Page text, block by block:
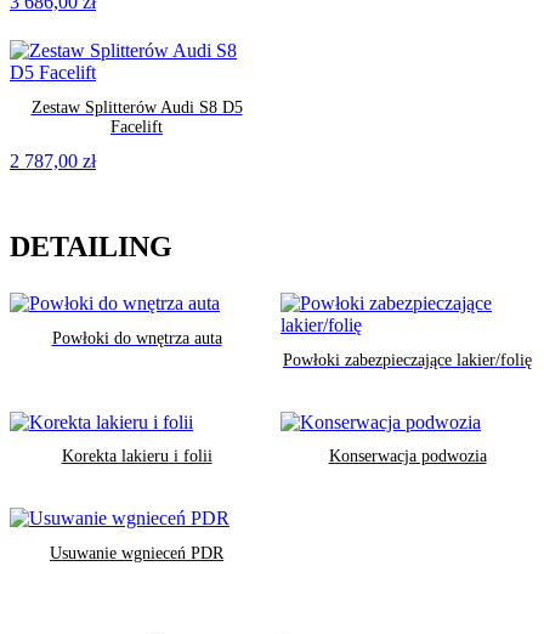
Zestaw Splitterów Audi S8 D5
Facelift
2 787,00 zł
DETAILING
Powłoki do wnętrza auta
Powłoki zabezpieczające lakier/folię
Korekta lakieru i folii Konserwacja podwozia
Usuwanie wgnieceń PDR